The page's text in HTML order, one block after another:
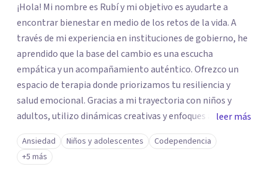
¡Hola! Mi nombre es Rubí y mi objetivo es ayudarte a
encontrar bienestar en medio de los retos de la vida. A
través de mi experiencia en instituciones de gobierno, he
aprendido que la base del cambio es una escucha
empática y un acompañamiento auténtico. ​Ofrezco un
espacio de terapia donde priorizamos tu resiliencia y
salud emocional. Gracias a mi trayectoria con niños y
adultos, utilizo dinámicas creativas y enfoques adaptados
a tus necesidades específicas. Estoy aquí para escucharte
y brindarte las herramientas necesarias para fortalecer
tu paz mental.
leer más
Ansiedad Niños y adolescentes
Codependencia
+5 más